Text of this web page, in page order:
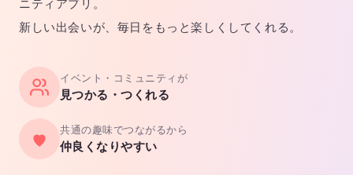
ニティアプリ。
新しい出会いが、毎日をもっと楽しくしてくれる。
イベント・コミュニティが
見つかる・つくれる
共通の趣味でつながるから
仲良くなりやすい